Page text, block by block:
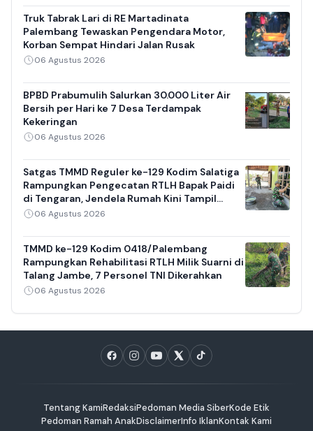
Truk Tabrak Lari di RE Martadinata
Palembang Tewaskan Pengendara Motor,
Korban Sempat Hindari Jalan Rusak
06 Agustus 2026
BPBD Prabumulih Salurkan 30.000 Liter Air
Bersih per Hari ke 7 Desa Terdampak
Kekeringan
06 Agustus 2026
Satgas TMMD Reguler ke-129 Kodim Salatiga
Rampungkan Pengecatan RTLH Bapak Paidi
di Tengaran, Jendela Rumah Kini Tampil
Bersih
06 Agustus 2026
TMMD ke-129 Kodim 0418/Palembang
Rampungkan Rehabilitasi RTLH Milik Suarni di
Talang Jambe, 7 Personel TNI Dikerahkan
06 Agustus 2026
Tentang KamiRedaksiPedoman Media SiberKode Etik
Pedoman Ramah AnakDisclaimerInfo IklanKontak Kami